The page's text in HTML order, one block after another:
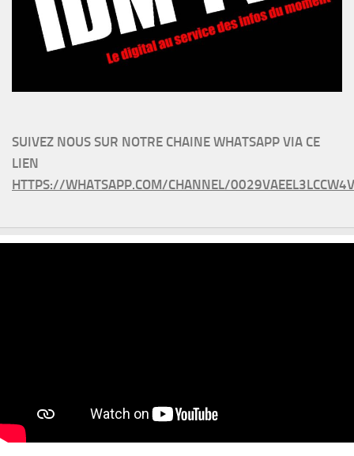
SUIVEZ NOUS SUR NOTRE CHAINE WHATSAPP VIA CE
LIEN
HTTPS://WHATSAPP.COM/CHANNEL/